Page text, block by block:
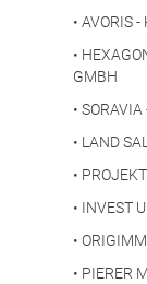
• AVORIS -
•
GMBH
• SORAVIA
• LAND
•
• INVEST
• ORIGIMM
• PIERER